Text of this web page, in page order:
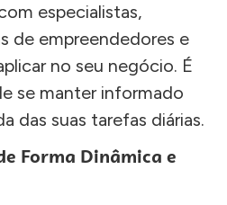
especialistas,
de empreendedores e
no seu negócio. É
se manter informado
das suas tarefas diárias.
Forma Dinâmica e